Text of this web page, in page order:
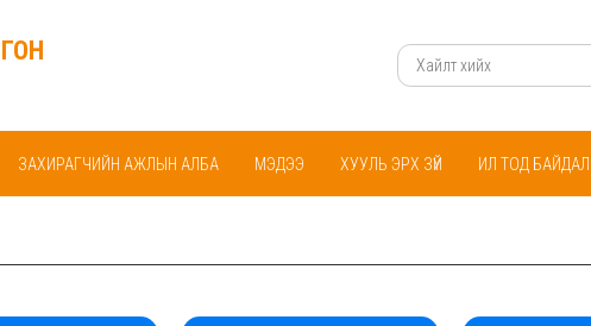
ЗАХИРАГЧИЙН АЖЛЫН АЛБА МЭДЭЭ ХУУЛЬ ЭРХ ЗҮЙ ИЛ ТОД БАЙДАЛ